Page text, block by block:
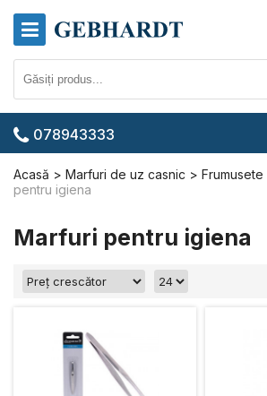
078943333
Acasă Marfuri de uz casnic Frumusete
pentru igiena
Marfuri pentru igiena